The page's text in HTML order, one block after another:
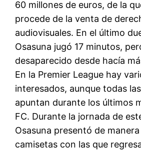
60 millones de euros, de la
procede de la venta de
audiovisuales. En el último
Osasuna jugó 17 minutos,
desaparecido desde hacía
En la Premier League hay
interesados, aunque todas
apuntan durante los últimos
FC. Durante la jornada de
Osasuna presentó de
camisetas con las que